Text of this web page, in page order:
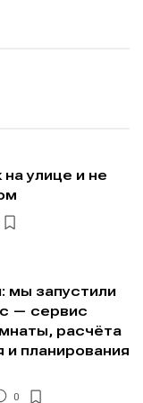
улице и не
мы запустили
— сервис
расчёта
планирования
0